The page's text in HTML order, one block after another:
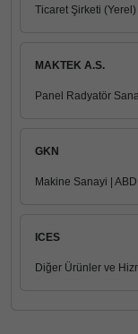
Ticaret Şirketi
MAKTEK A.S.
Panel Radyatör
GKN
Makine Sanayi | ABD
ICES
Diğer Ürünler ve